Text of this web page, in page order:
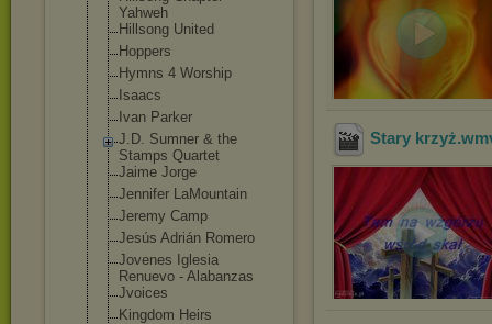
Yahweh
Hillsong United
Hoppers
Hymns 4 Worship
Isaacs
Ivan Parker
J.D. Sumner & the
Stamps Quartet
Jaime Jorge
Jennifer LaMountain
Jeremy Camp
Jesús Adrián Romero
Jovenes Iglesia
Renuevo - Alabanzas
Jvoices
Kingdom Heirs
Stary krzyż